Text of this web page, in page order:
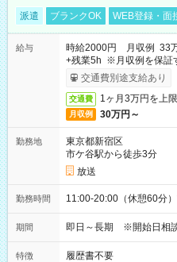
派遣 ブランクOK WEB登録・面
給与
時給2000円 月収例 33
+残業5h ※月収例を保証
取りサービス利用可（利
交通費別途支給あり
交通費 1ヶ月3万円を上
月収例 30万円～
勤務地
東京都新宿区
市ケ谷駅から徒歩3分
放送
勤務時間 11:00-20:00（休憩60分
期間 即日～長期 ※開始日相
特徴 履歴書不要